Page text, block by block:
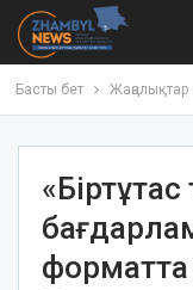
Басты бет Жаңалықтар
«Біртұтас